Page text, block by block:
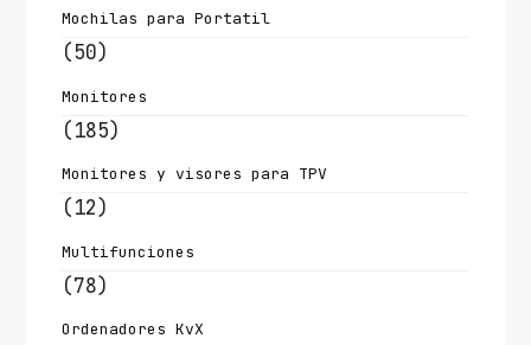
Mochilas para Portatil
(50)
Monitores
(185)
Monitores y visores para TPV
(12)
Multifunciones
(78)
Ordenadores KvX